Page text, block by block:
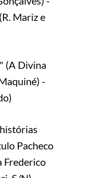
Mariz e
(A Divina
-
Pacheco
Frederico